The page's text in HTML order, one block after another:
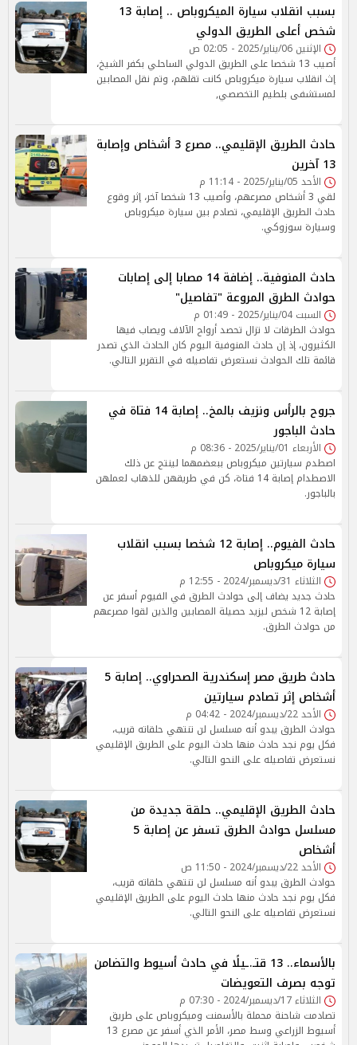
بسبب انقلاب سيارة الميكروباص .. إصابة 13
شخص أعلى الطريق الدولي
الإثنين 06/يناير/2025 - 02:05 ص
أصيب 13 شخصا على الطريق الدولي الساحلي بكفر الشيخ،
إث انقلاب سيارة ميكروباص كانت تقلهم، وتم نقل المصابين
لمستشفى بلطيم التخصصي,
حادث الطريق الإقليمي.. مصرع 3 أشخاص وإصابة
13 آخرين
الأحد 05/يناير/2025 - 11:14 م
لقي 3 أشخاص مصرعهم، وأصيب 13 شخصا آخر، إثر وقوع
حادث الطريق الإقليمي، تصادم بين سيارة ميكروباص
وسيارة سوزوكي.
حادث المنوفية.. إضافة 14 مصابا إلى إصابات
حوادث الطرق المروعة "تفاصيل"
السبت 04/يناير/2025 - 01:49 م
حوادث الطرقات لا تزال تحصد أرواح الآلاف ويصاب فيها
الكثيرون، إذ إن حادث المنوفية اليوم كان الحادث الذي تصدر
قائمة تلك الحوادث نستعرض تفاصيله في التقرير التالي.
جروح بالرأس ونزيف بالمخ.. إصابة 14 فتاة في
حادث الباجور
الأربعاء 01/يناير/2025 - 08:36 م
اصطدم سيارتين ميكروباص ببعضمهما لينتج عن ذلك
الاصطدام إصابة 14 فتاة، كن في طريقهن للذهاب لعملهن
بالباجور.
حادث الفيوم.. إصابة 12 شخصا بسبب انقلاب
سيارة ميكروباص
الثلاثاء 31/ديسمبر/2024 - 12:55 م
حادث جديد يضاف إلى حوادث الطرق في الفيوم أسفر عن
إصابة 12 شخص ليزيد حصيلة المصابين والذين لقوا مصرعهم
من حوادث الطرق.
حادث طريق مصر إسكندرية الصحراوي.. إصابة 5
أشخاص إثر تصادم سيارتين
الأحد 22/ديسمبر/2024 - 04:42 م
حوادث الطرق يبدو أنه مسلسل لن تنتهي حلقاته قريب،
فكل يوم نجد حادث منها حادث اليوم على الطريق الإقليمي
نستعرض تفاصيله على النحو التالي.
حادث الطريق الإقليمي.. حلقة جديدة من
مسلسل حوادث الطرق تسفر عن إصابة 5
أشخاص
الأحد 22/ديسمبر/2024 - 11:50 ص
حوادث الطرق يبدو أنه مسلسل لن تنتهي حلقاته قريب،
فكل يوم نجد حادث منها حادث اليوم على الطريق الإقليمي
نستعرض تفاصيله على النحو التالي.
بالأسماء.. 13 قتـ.ـيلًا في حادث أسيوط والتضامن
توجه بصرف التعويضات
الثلاثاء 17/ديسمبر/2024 - 07:30 م
تصادمت شاحنة محملة بالأسمنت وميكروباص على طريق
أسيوط الزراعي وسط مصر، الأمر الذي أسفر عن مصرع 13